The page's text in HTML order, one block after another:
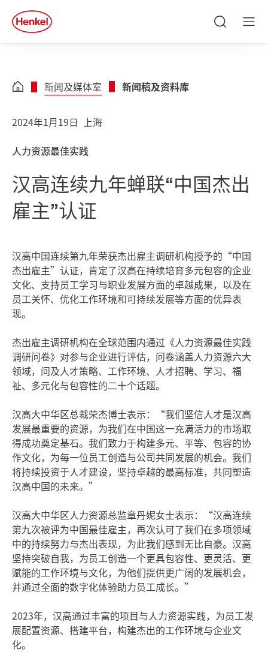
Skip to main content
Skip to footer
quick
search
新闻及媒体室 新闻稿及资料库
2024年1月19日 上海
人力资源最佳实践
汉高连续九年蝉联“中国杰出
雇主”认证
汉高中国连续第九年荣获杰出雇主调研机构授予的“中国
杰出雇主”认证，肯定了汉高在持续培育多元包容的企业
文化、支持员工学习与职业发展方面的卓越成果，以及在
员工关怀、优化工作环境和可持续发展等方面的优异表
现。
杰出雇主调研机构在全球范围内通过《人力资源最佳实践
调研问卷》对参与企业进行评估，问卷涵盖人力资源六大
领域，问及人才策略、工作环境、人才招聘、学习、福
祉、多元化与包容性的二十个话题。
汉高大中华区总裁荣杰博士表示：“我们坚信人才是汉高
发展最重要的资源，为我们在中国这一充满活力的市场取
得成功奠定基石。我们致力于构建多元、平等、包容的协
作文化，为每一位员工创造与公司共同发展的机会。我们
将持续投资于人才建设，坚持卓越的最高标准，共同塑造
汉高中国的未来。”
汉高大中华区人力资源总监章丹妮女士表示：“汉高连续
第九次被评为中国最佳雇主，再次认可了我们在多项领域
中的持续努力与杰出表现，为此我们感到无比自豪。汉高
坚持突破自我，为员工创造一个更具包容性、更灵活、更
赋能的工作环境与文化，为他们提供更广阔的发展机会，
并通过全面的数字化体验助力员工成长。”
2023年，汉高通过丰富的项目与人力资源实践，为员工发
展配置资源、搭建平台，构建杰出的工作环境与企业文
化。